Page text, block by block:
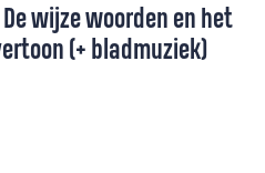
De wijze woorden en het
(+ bladmuziek)